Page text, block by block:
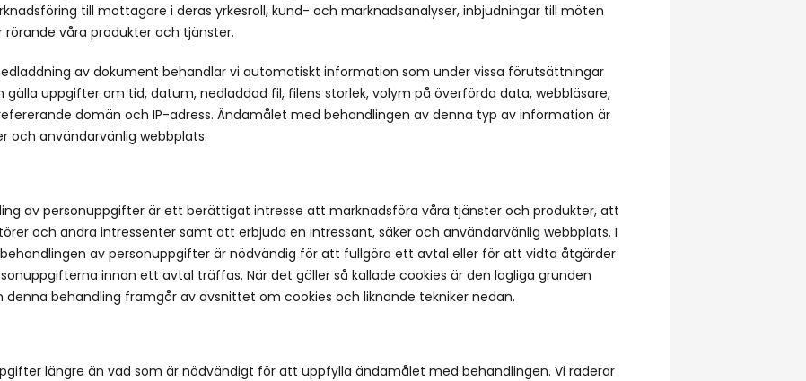
till mottagare i deras yrkesroll, kund- och marknadsanalyser, inbjudningar till möten
våra produkter och tjänster.
av dokument behandlar vi automatiskt information som under vissa förutsättningar
uppgifter om tid, datum, nedladdad fil, filens storlek, volym på överförda data, webbläsare,
domän och IP-adress. Ändamålet med behandlingen av denna typ av information är
och användarvänlig webbplats.
av personuppgifter är ett berättigat intresse att marknadsföra våra tjänster och produkter, att
och andra intressenter samt att erbjuda en intressant, säker och användarvänlig webbplats. I
av personuppgifter är nödvändig för att fullgöra ett avtal eller för att vidta åtgärder
innan ett avtal träffas. När det gäller så kallade cookies är den lagliga grunden
behandling framgår av avsnittet om cookies och liknande tekniker nedan.
längre än vad som är nödvändigt för att uppfylla ändamålet med behandlingen. Vi raderar